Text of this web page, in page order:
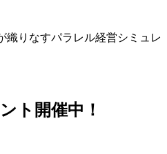
織りなすパラレル経営シミュレ
ト開催中！